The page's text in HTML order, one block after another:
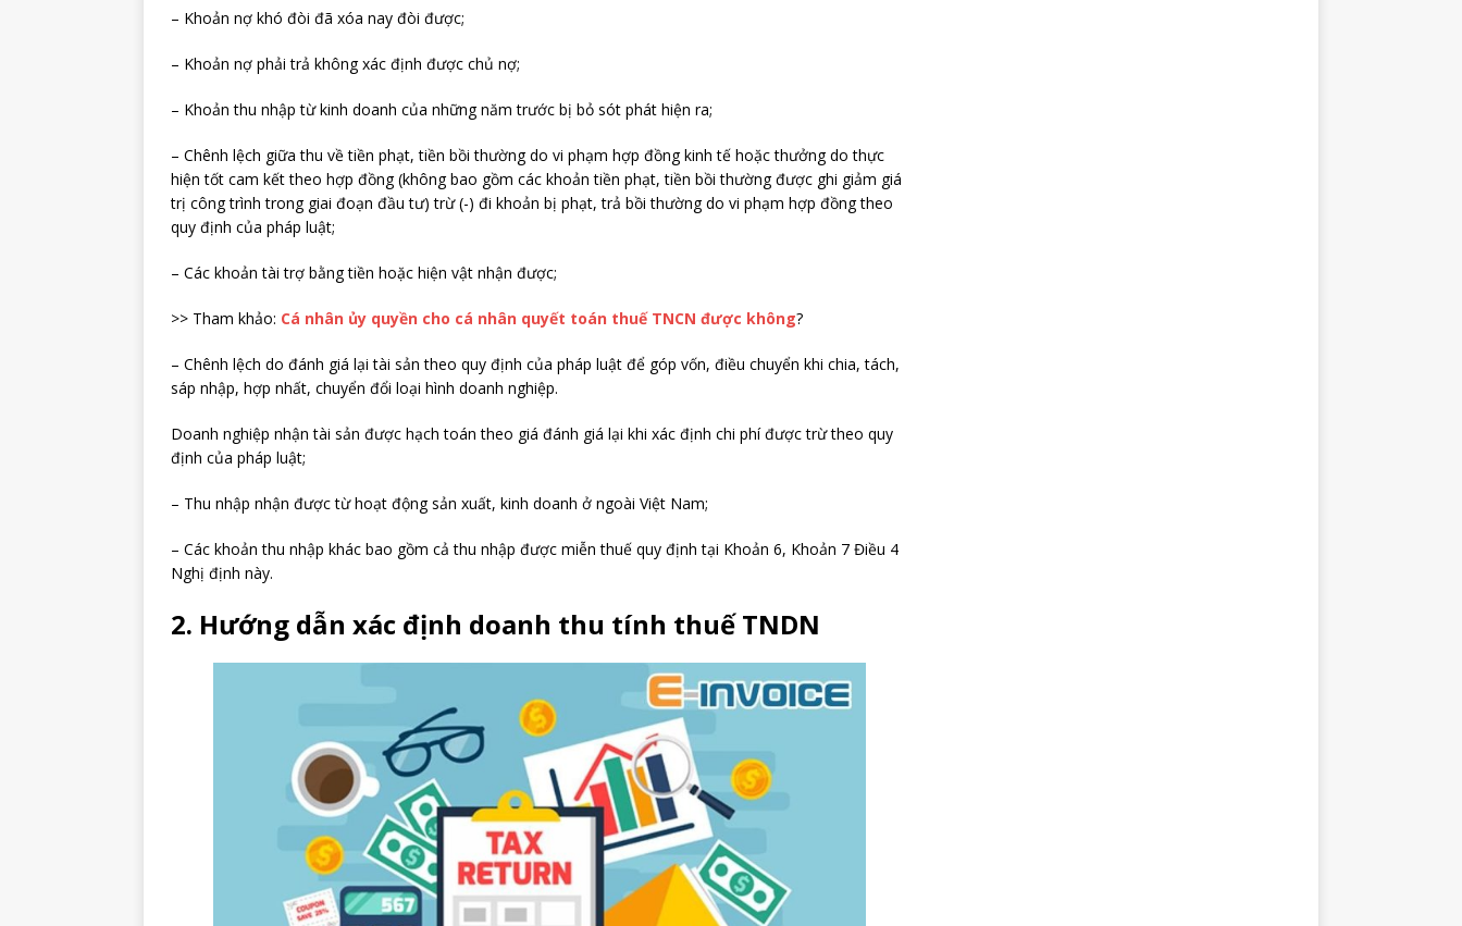
– Khoản nợ khó đòi đã xóa nay đòi được;
– Khoản nợ phải trả không xác định được chủ nợ;
– Khoản thu nhập từ kinh doanh của những năm trước bị bỏ sót phát hiện ra;
– Chênh lệch giữa thu về tiền phạt, tiền bồi thường do vi phạm hợp đồng kinh tế hoặc thưởng do thực
hiện tốt cam kết theo hợp đồng (không bao gồm các khoản tiền phạt, tiền bồi thường được ghi giảm giá
trị công trình trong giai đoạn đầu tư) trừ (-) đi khoản bị phạt, trả bồi thường do vi phạm hợp đồng theo
quy định của pháp luật;
– Các khoản tài trợ bằng tiền hoặc hiện vật nhận được;
>> Tham khảo: Cá nhân ủy quyền cho cá nhân quyết toán thuế TNCN được không?
– Chênh lệch do đánh giá lại tài sản theo quy định của pháp luật để góp vốn, điều chuyển khi chia, tách,
sáp nhập, hợp nhất, chuyển đổi loại hình doanh nghiệp.
Doanh nghiệp nhận tài sản được hạch toán theo giá đánh giá lại khi xác định chi phí được trừ theo quy
định của pháp luật;
– Thu nhập nhận được từ hoạt động sản xuất, kinh doanh ở ngoài Việt Nam;
– Các khoản thu nhập khác bao gồm cả thu nhập được miễn thuế quy định tại Khoản 6, Khoản 7 Điều 4
Nghị định này.
2. Hướng dẫn xác định doanh thu tính thuế TNDN